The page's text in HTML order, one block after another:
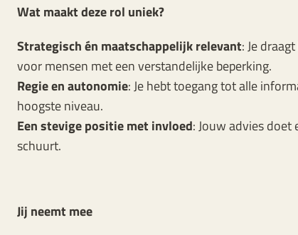
Wat maakt deze rol uniek?
Strategisch én maatschappelijk relevant: Je
voor mensen met een verstandelijke beperking.
Regie en autonomie: Je hebt toegang tot alle
hoogste niveau.
Een stevige positie met invloed: Jouw advies
schuurt.
Jij neemt mee